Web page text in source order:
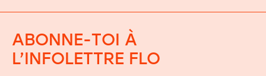
ABONNE-TOI À
L’INFOLETTRE FLO